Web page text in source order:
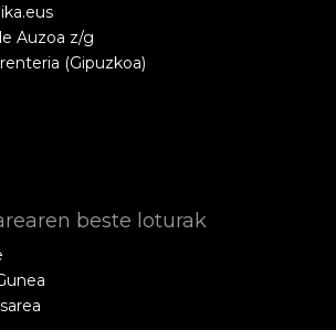
Auzoa z/g
(Gipuzkoa)
beste loturak